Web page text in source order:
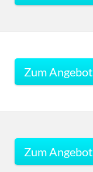
Zum Angebot
Zum Angebot